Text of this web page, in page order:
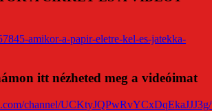
amikor-a-papir-eletre-kel-es-jatekka-
itt nézheted meg a videóimat
channel/